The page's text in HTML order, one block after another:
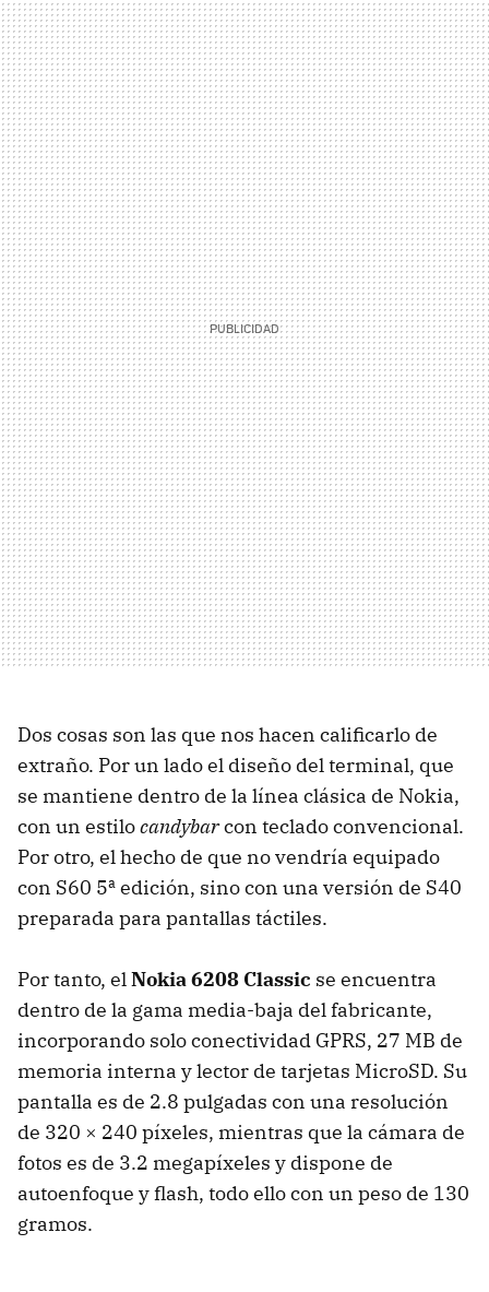
Dos cosas son las que nos hacen calificarlo de
extraño. Por un lado el diseño del terminal, que
se mantiene dentro de la línea clásica de Nokia,
con un estilocandybarcon teclado convencional.
Por otro, el hecho de que no vendría equipado
con S60 5ª edición, sino con una versión de S40
preparada para pantallas táctiles.
Por tanto, elNokia 6208 Classic se encuentra
dentro de la gama media-baja del fabricante,
incorporando solo conectividad GPRS, 27 MB de
memoria interna y lector de tarjetas MicroSD. Su
pantalla es de 2.8 pulgadas con una resolución
de 320 × 240 píxeles, mientras que la cámara de
fotos es de 3.2 megapíxeles y dispone de
autoenfoque y flash, todo ello con un peso de 130
gramos.